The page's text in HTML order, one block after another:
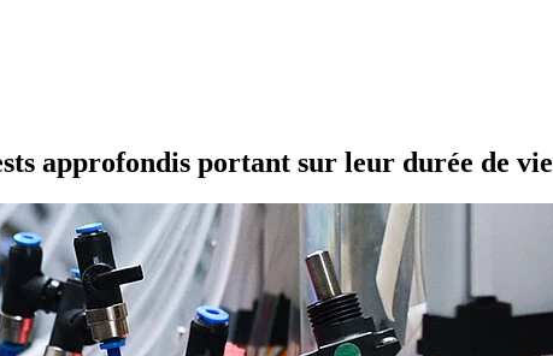
approfondis portant sur leur durée de vie